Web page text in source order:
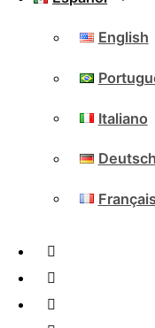
English
Italiano